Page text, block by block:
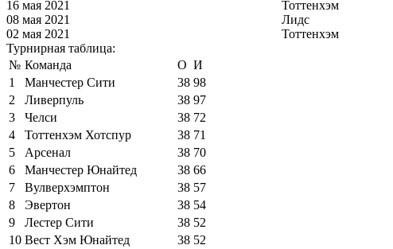
16 мая 2021
Тоттенхэм
08 мая 2021
Лидс
02 мая 2021
Тоттенхэм
Турнирная таблица:
№ Команда О И
1
Манчестер Сити 38 98
2
Ливерпуль 38 97
3
Челси 38 72
4
Тоттенхэм Хотспур 38 71
5
Арсенал 38 70
6
Манчестер Юнайтед 38 66
7
Вулверхэмптон 38 57
8
Эвертон 38 54
9
Лестер Сити 38 52
10 Вест Хэм Юнайтед 38 52